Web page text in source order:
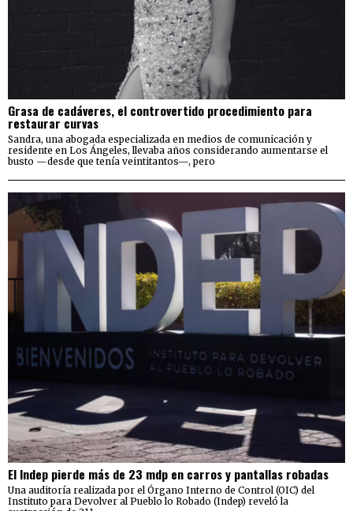
Grasa de cadáveres, el controvertido procedimiento para
restaurar curvas
Sandra, una abogada especializada en medios de comunicación y
residente en Los Ángeles, llevaba años considerando aumentarse el
busto —desde que tenía veintitantos—, pero
El Indep pierde más de 23 mdp en carros y pantallas robadas
Una auditoría realizada por el Órgano Interno de Control (OIC) del
Instituto para Devolver al Pueblo lo Robado (Indep) reveló la